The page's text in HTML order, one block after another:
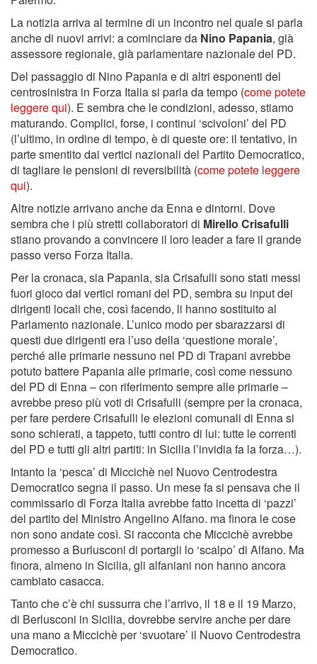
La notizia arriva al termine di un incontro nel quale si parla
anche di nuovi arrivi: a cominciare da Nino Papania, già
assessore regionale, già parlamentare nazionale del PD.
Del passaggio di Nino Papania e di altri esponenti del
centrosinistra in Forza Italia si parla da tempo (come potete
leggere qui). E sembra che le condizioni, adesso, stiamo
maturando. Complici, forse, i continui ‘scivoloni’ del PD
(l’ultimo, in ordine di tempo, è di queste ore: il tentativo, in
parte smentito dai vertici nazionali del Partito Democratico,
di tagliare le pensioni di reversibilità (come potete leggere
qui).
Altre notizie arrivano anche da Enna e dintorni. Dove
sembra che i più stretti collaboratori di Mirello Crisafulli
stiano provando a convincere il loro leader a fare il grande
passo verso Forza Italia.
Per la cronaca, sia Papania, sia Crisafulli sono stati messi
fuori gioco dai vertici romani del PD, sembra su input dei
dirigenti locali che, così facendo, li hanno sostituito al
Parlamento nazionale. L’unico modo per sbarazzarsi di
questi due dirigenti era l’uso della ‘questione morale’,
perché alle primarie nessuno nel PD di Trapani avrebbe
potuto battere Papania alle primarie, così come nessuno
del PD di Enna – con riferimento sempre alle primarie –
avrebbe preso più voti di Crisafulli (sempre per la cronaca,
per fare perdere Crisafulli le elezioni comunali di Enna si
sono schierati, a tappeto, tutti contro di lui: tutte le correnti
del PD e tutti gli altri partiti: in Sicilia l’invidia fa la forza…).
Intanto la ‘pesca’ di Miccichè nel Nuovo Centrodestra
Democratico segna il passo. Un mese fa si pensava che il
commissario di Forza Italia avrebbe fatto incetta di ‘pazzi’
del partito del Ministro Angelino Alfano. ma finora le cose
non sono andate così. Si racconta che Miccichè avrebbe
promesso a Burlusconi di portargli lo ‘scalpo’ di Alfano. Ma
finora, almeno in Sicilia, gli alfaniani non hanno ancora
cambiato casacca.
Tanto che c’è chi sussurra che l’arrivo, il 18 e il 19 Marzo,
di Berlusconi in Sicilia, dovrebbe servire anche per dare
una mano a Miccichè per ‘svuotare’ il Nuovo Centrodestra
Democratico.